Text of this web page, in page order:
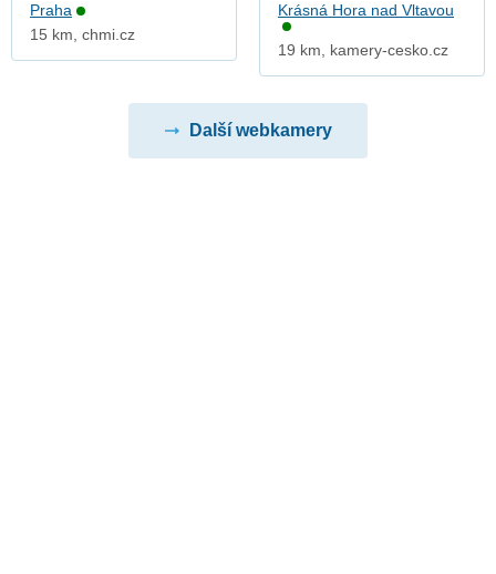
Praha
15 km, chmi.cz
Krásná Hora nad Vltavou
19 km, kamery-cesko.cz
Další webkamery